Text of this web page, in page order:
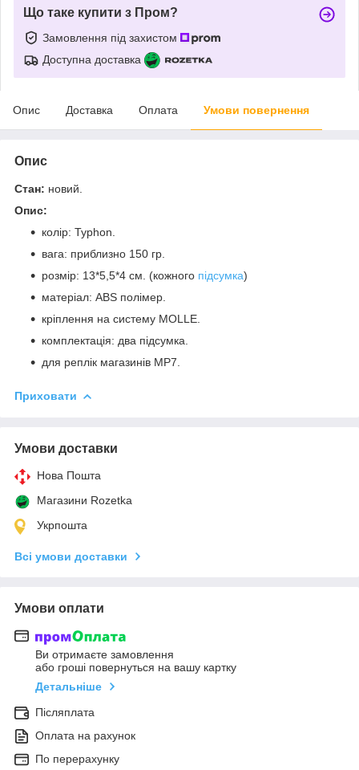
Що таке купити з Пром?
Замовлення під захистом
Доступна доставка
Опис Доставка Оплата Умови повернення
Опис
Стан: новий.
Опис:
колір: Typhon.
вага: приблизно 150 гр.
розмір: 13*5,5*4 см. (кожного підсумка)
матеріал: ABS полімер.
кріплення на систему MOLLE.
комплектація: два підсумка.
для реплік магазинів MP7.
Приховати
Умови доставки
Нова Пошта
Магазини Rozetka
Укрпошта
Всі умови доставки
Умови оплати
Ви отримаєте замовлення
або гроші повернуться на вашу картку
Детальніше
Післяплата
Оплата на рахунок
По перерахунку